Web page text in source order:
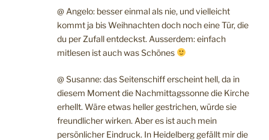
@ Angelo: besser einmal als nie, und vielleicht
kommt ja bis Weihnachten doch noch eine Tür, die
du per Zufall entdeckst. Ausserdem: einfach
mitlesen ist auch was Schönes
@ Susanne: das Seitenschiff erscheint hell, da in
diesem Moment die Nachmittagssonne die Kirche
erhellt. Wäre etwas heller gestrichen, würde sie
freundlicher wirken. Aber es ist auch mein
persönlicher Eindruck. In Heidelberg gefällt mir die